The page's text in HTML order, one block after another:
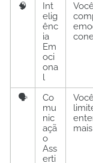
🧠
Int
elig
ênc
ia
Em
oci
ona
l
🗣️
Co
mu
nic
açã
o
Ass
erti